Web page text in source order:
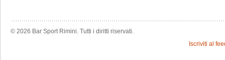
© 2026 Bar Sport Rimini. Tutti i diritti riservati.
Iscriviti al